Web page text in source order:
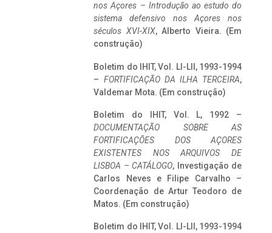
nos Açores – Introdução ao estudo do
sistema defensivo nos Açores nos
séculos XVI-XIX, Alberto Vieira. (Em
construção)
Boletim do IHIT, Vol. LI-LII, 1993-1994
– FORTIFICAÇÃO DA ILHA TERCEIRA,
Valdemar Mota. (Em construção)
Boletim do IHIT, Vol. L, 1992 –
DOCUMENTAÇÃO SOBRE AS
FORTIFICAÇÕES DOS AÇORES
EXISTENTES NOS ARQUIVOS DE
LISBOA – CATÁLOGO, Investigação de
Carlos Neves e Filipe Carvalho –
Coordenação de Artur Teodoro de
Matos. (Em construção)
Boletim do IHIT, Vol. LI-LII, 1993-1994